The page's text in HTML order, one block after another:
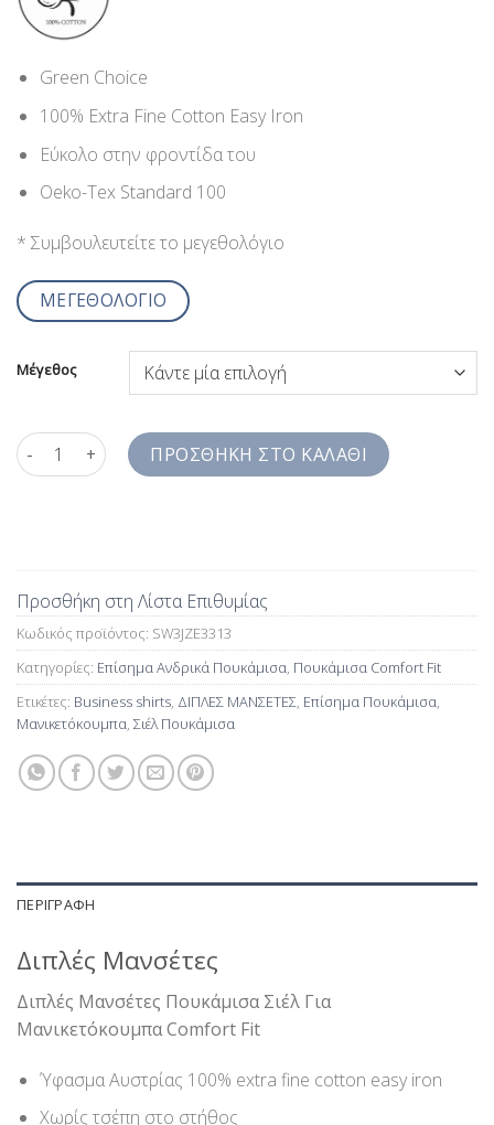
Green Choice
100% Extra Fine Cotton Easy Iron
Εύκολο στην φροντίδα του
Oeko-Tex Standard 100
* Συμβουλευτείτε το μεγεθολόγιο
ΜΕΓΕΘΟΛΟΓΙΟ
Μέγεθος
Διπλές Μανσέτες Πουκάμισα Σιέλ Για Μανικετόκουμπα
ΠΡΟΣΘΉΚΗ ΣΤΟ ΚΑΛΆΘΙ
Προσθήκη στη Λίστα Επιθυμίας
Κωδικός προϊόντος: SW3JZE3313
Κατηγορίες: Επίσημα Ανδρικά Πουκάμισα, Πουκάμισα Comfort Fit
Ετικέτες: Business shirts, ΔΙΠΛΕΣ ΜΑΝΣΕΤΕΣ, Επίσημα Πουκάμισα,
Μανικετόκουμπα, Σιέλ Πουκάμισα
ΠΕΡΙΓΡΑΦΉ
Διπλές Μανσέτες
Διπλές Μανσέτες Πουκάμισα Σιέλ Για
Μανικετόκουμπα Comfort Fit
Ύφασμα Αυστρίας 100% extra fine cotton easy iron
Χωρίς τσέπη στο στήθος